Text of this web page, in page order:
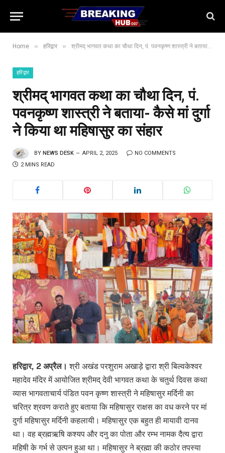
Home » हरिद्वार » श्रीमद् भागवत कथा का चौथा दिन, पं. पवनकृष्ण शास्त्री ने बताया- कैसे मां दुर्गा ने किया था महिषासुर का संहार
हरिद्वार
श्रीमद् भागवत कथा का चौथा दिन, पं.
पवनकृष्ण शास्त्री ने बताया- कैसे मां दुर्गा
ने किया था महिषासुर का संहार
BY NEWS DESK APRIL 2, 2025
NO COMMENTS
2 MINS READ
हरिद्वार, 2 अप्रैल। श्री अखंड परशुराम अखाड़े द्वारा श्री बिल्वकेश्वर
महादेव मंदिर में आयोजित श्रीमद् देवी भागवत कथा के चतुर्थ दिवस कथा
व्यास भागवताचार्य पंडित पवन कृष्ण शास्त्री ने महिषासुर मर्दिनी का
चरित्र श्रवण कराते हुए बताया कि महिषासुर राक्षस का वध करने पर मां
दुर्गा महिषासुर मर्दिनी कहलायी। महिषासुर एक बहुत ही मायावी दानव
था। वह ब्रह्मऋषि कश्यप और दनु का पोता और रम्भ नामक दैत्य द्वारा
महिषी के गर्भ से उत्पन हुआ था। महिषासुर ने ब्रह्मा की कठोर तपस्या